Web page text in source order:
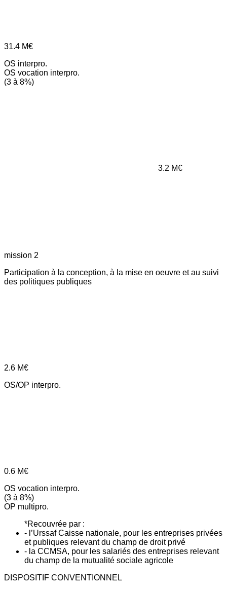
31.4 M€
OS interpro.
OS vocation interpro.
(3 à 8%)
3.2 M€
mission 2
Participation à la conception, à la mise en oeuvre et au suivi
des politiques publiques
2.6 M€
OS/OP interpro.
0.6 M€
OS vocation interpro.
(3 à 8%)
OP multipro.
*Recouvrée par :
- l’Urssaf Caisse nationale, pour les entreprises privées
et publiques relevant du champ de droit privé
- la CCMSA, pour les salariés des entreprises relevant
du champ de la mutualité sociale agricole
DISPOSITIF CONVENTIONNEL